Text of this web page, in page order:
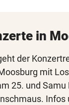
in
der
mit
25. und Samu
Infos